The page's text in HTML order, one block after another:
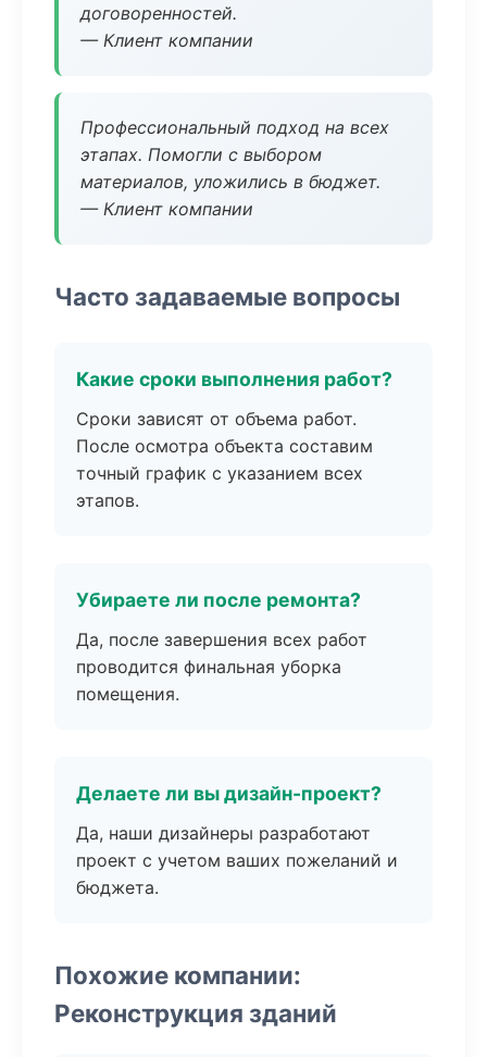
договоренностей.
— Клиент компании
Профессиональный подход на всех
этапах. Помогли с выбором
материалов, уложились в бюджет.
— Клиент компании
Часто задаваемые вопросы
Какие сроки выполнения работ?
Сроки зависят от объема работ.
После осмотра объекта составим
точный график с указанием всех
этапов.
Убираете ли после ремонта?
Да, после завершения всех работ
проводится финальная уборка
помещения.
Делаете ли вы дизайн-проект?
Да, наши дизайнеры разработают
проект с учетом ваших пожеланий и
бюджета.
Похожие компании:
Реконструкция зданий